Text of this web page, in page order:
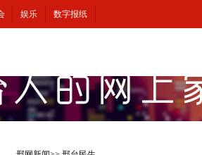
娱乐 数字报纸